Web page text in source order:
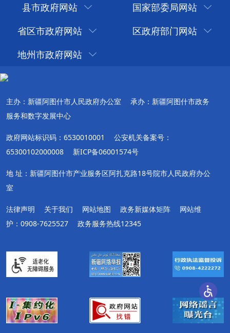
县市政府网站
国家部委局网站
省区市政府网站
区政府部门网站
地州市政府网站
主办：新疆阿图什市人民政府办公室
承办：新疆阿图什市政务
服务和数字发展中心
政府网站标识码：6530010001
公安机关备案号：
65300102000008
新ICP备06001574号
地 址：新疆阿图什市产业服务区阿扎克路18号院市人民政府办公
室
法律声明 关于我们 网站地图 政务新媒体矩阵
网站维
护：0908-7625527
政务服务热线12345